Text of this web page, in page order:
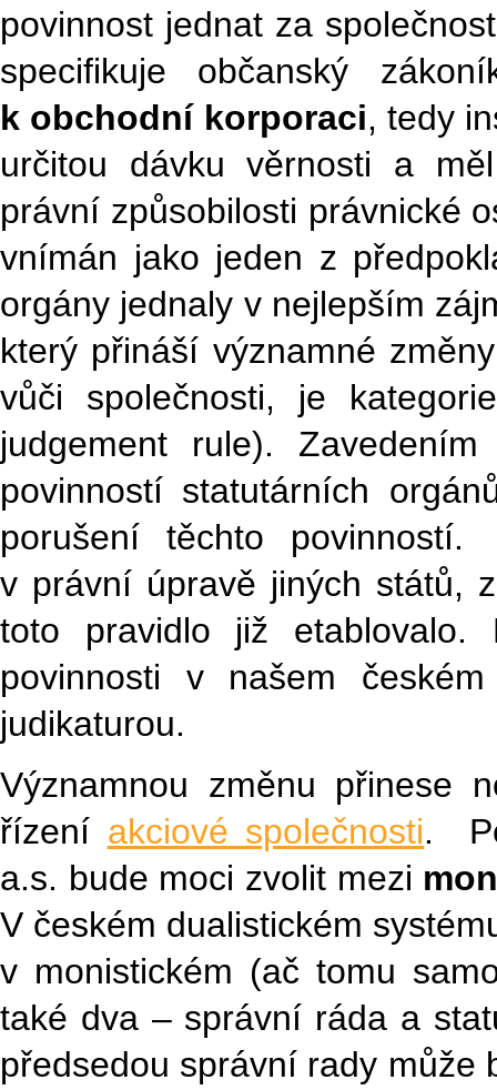
povinnost jednat za
specifikuje občanský
k obchodní korporaci, tedy
určitou dávku věrnosti a
právní způsobilosti právnické
vnímán jako jeden z
orgány jednaly v nejlepším
který přináší významné
vůči společnosti, je
judgement rule).
povinností statutárních
porušení těchto
v právní úpravě jiných států,
toto pravidlo již
povinnosti v našem
judikaturou.
Významnou změnu přinese
řízení akciové společnosti.
a.s. bude moci zvolit mezi
V českém dualistickém
v monistickém (ač tomu
také dva – správní ráda a
předsedou správní rady